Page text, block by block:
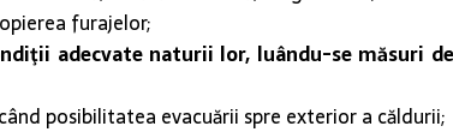
furajelor;
adecvate naturii lor, luându-se măsuri
posibilitatea evacuării spre exterior a căldurii;